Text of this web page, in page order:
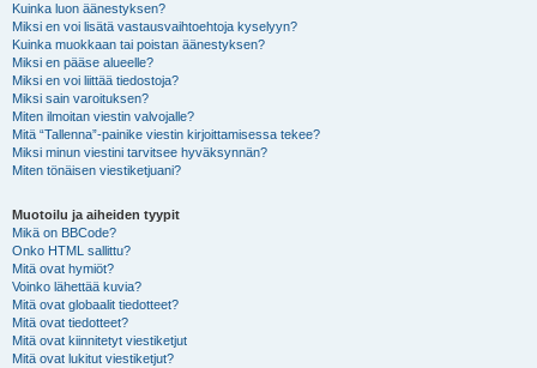
Kuinka luon äänestyksen?
Miksi en voi lisätä vastausvaihtoehtoja kyselyyn?
Kuinka muokkaan tai poistan äänestyksen?
Miksi en pääse alueelle?
Miksi en voi liittää tiedostoja?
Miksi sain varoituksen?
Miten ilmoitan viestin valvojalle?
Mitä “Tallenna”-painike viestin kirjoittamisessa tekee?
Miksi minun viestini tarvitsee hyväksynnän?
Miten tönäisen viestiketjuani?
Muotoilu ja aiheiden tyypit
Mikä on BBCode?
Onko HTML sallittu?
Mitä ovat hymiöt?
Voinko lähettää kuvia?
Mitä ovat globaalit tiedotteet?
Mitä ovat tiedotteet?
Mitä ovat kiinnitetyt viestiketjut
Mitä ovat lukitut viestiketjut?